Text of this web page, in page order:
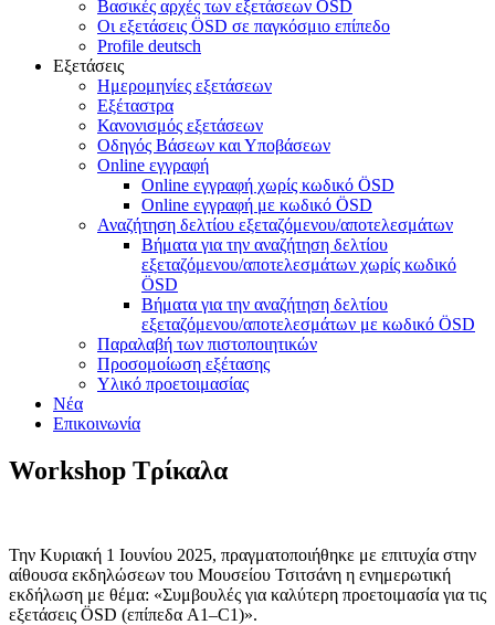
Βασικές αρχές των εξετάσεων ÖSD
Οι εξετάσεις ÖSD σε παγκόσμιο επίπεδο
Profile deutsch
Εξετάσεις
Ημερομηνίες εξετάσεων
Εξέταστρα
Κανονισμός εξετάσεων
Οδηγός Βάσεων και Υποβάσεων
Online εγγραφή
Online εγγραφή χωρίς κωδικό ÖSD
Online εγγραφή με κωδικό ÖSD
Αναζήτηση δελτίου εξεταζόμενου/αποτελεσμάτων
Βήματα για την αναζήτηση δελτίου
εξεταζόμενου/αποτελεσμάτων χωρίς κωδικό
ÖSD
Βήματα για την αναζήτηση δελτίου
εξεταζόμενου/αποτελεσμάτων με κωδικό ÖSD
Παραλαβή των πιστοποιητικών
Προσομοίωση εξέτασης
Υλικό προετοιμασίας
Νέα
Επικοινωνία
Workshop Τρίκαλα
Την Κυριακή 1 Ιουνίου 2025, πραγματοποιήθηκε με επιτυχία στην
αίθουσα εκδηλώσεων του Μουσείου Τσιτσάνη η ενημερωτική
εκδήλωση με θέμα: «Συμβουλές για καλύτερη προετοιμασία για τις
εξετάσεις ÖSD (επίπεδα A1–C1)».